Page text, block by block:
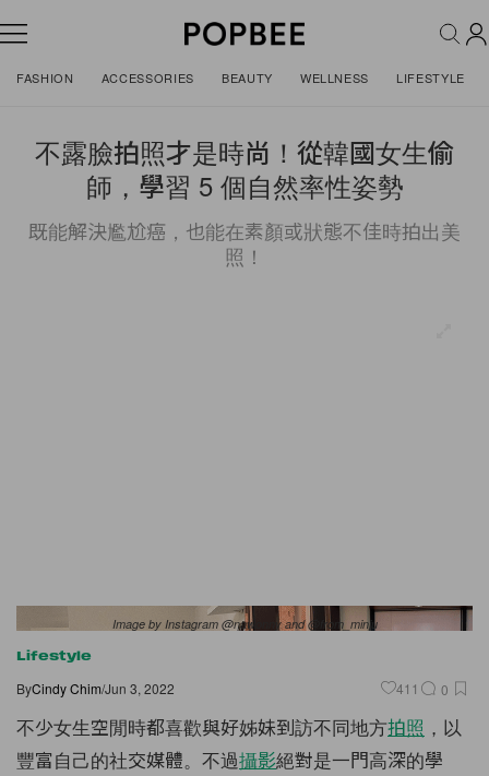
FASHION ACCESSORIES BEAUTY WELLNESS LIFESTYLE
不露臉拍照才是時尚！從韓國女生偷
師，學習 5 個自然率性姿勢
既能解決尷尬癌，也能在素顏或狀態不佳時拍出美
照！
Image by Instagram @nawonny and @from_minju
Lifestyle
ByCindy Chim/Jun 3, 2022 411 0
不少女生空閒時都喜歡與好姊妹到訪不同地方拍照 ，以
豐富自己的社交媒體。不過攝影絕對是一門高深的學